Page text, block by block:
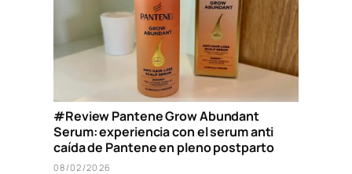
#Review Pantene Grow Abundant
Serum: experiencia con el serum anti
caída de Pantene en pleno postparto
08/02/2026